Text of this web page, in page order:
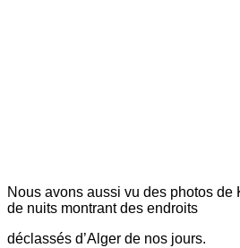
Nous avons aussi vu des photos de
de nuits montrant des endroits
déclassés d’Alger de nos jours.